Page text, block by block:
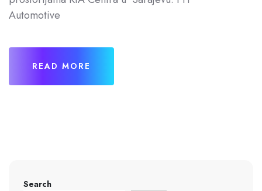
Automotive
READ MORE
Search